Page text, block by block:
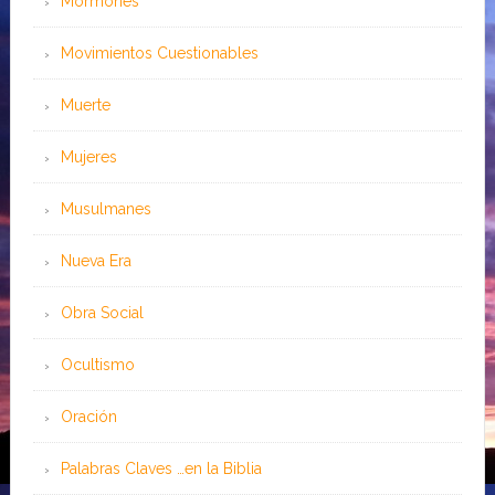
Movimientos Cuestionables
Muerte
Mujeres
Musulmanes
Nueva Era
Obra Social
Ocultismo
Oración
Palabras Claves …en la Biblia